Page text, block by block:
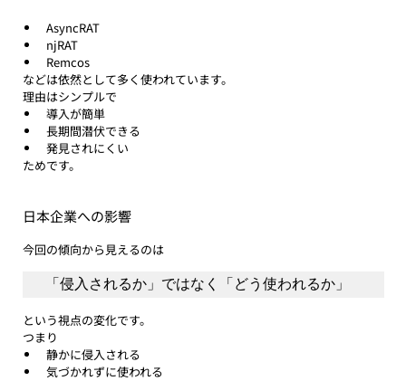
AsyncRAT
njRAT
Remcos
などは依然として多く使われています。
理由はシンプルで
導入が簡単
長期間潜伏できる
発見されにくい
ためです。
日本企業への影響
今回の傾向から見えるのは
「侵入されるか」ではなく「どう使われるか」
という視点の変化です。
つまり
静かに侵入される
気づかれずに使われる